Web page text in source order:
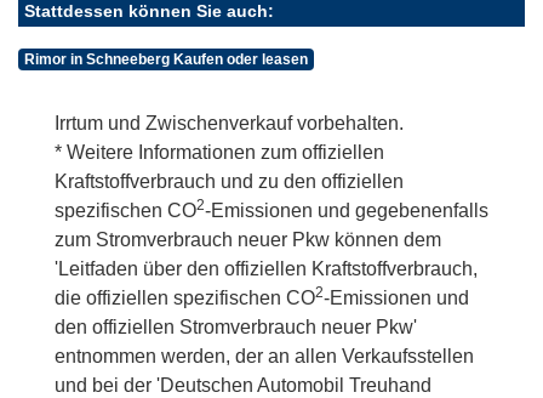
Stattdessen können Sie auch:
Rimor in Schneeberg Kaufen oder leasen
Irrtum und Zwischenverkauf vorbehalten.
* Weitere Informationen zum offiziellen
Kraftstoffverbrauch und zu den offiziellen
spezifischen CO2-Emissionen und gegebenenfalls
zum Stromverbrauch neuer Pkw können dem
'Leitfaden über den offiziellen Kraftstoffverbrauch,
die offiziellen spezifischen CO2-Emissionen und
den offiziellen Stromverbrauch neuer Pkw'
entnommen werden, der an allen Verkaufsstellen
und bei der 'Deutschen Automobil Treuhand